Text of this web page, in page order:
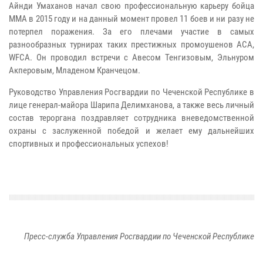
Айнди Умаханов начал свою профессиональную карьеру бойца
ММА в 2015 году и на данный момент провел 11 боев и ни разу не
потерпел поражения. За его плечами участие в самых
разнообразных турнирах таких престижных промоушенов ACA,
WFCA. Он проводил встречи с Авесом Тенгизовым, Эльнуром
Акперовым, Младеном Кранчецом.
Руководство Управления Росгвардии по Чеченской Республике в
лице генерал-майора Шарипа Делимханова, а также весь личный
состав тероргана поздравляет сотрудника вневедомственной
охраны с заслуженной победой и желает ему дальнейших
спортивных и профессиональных успехов!
Пресс-служба Управления Росгвардии по Чеченской Республике